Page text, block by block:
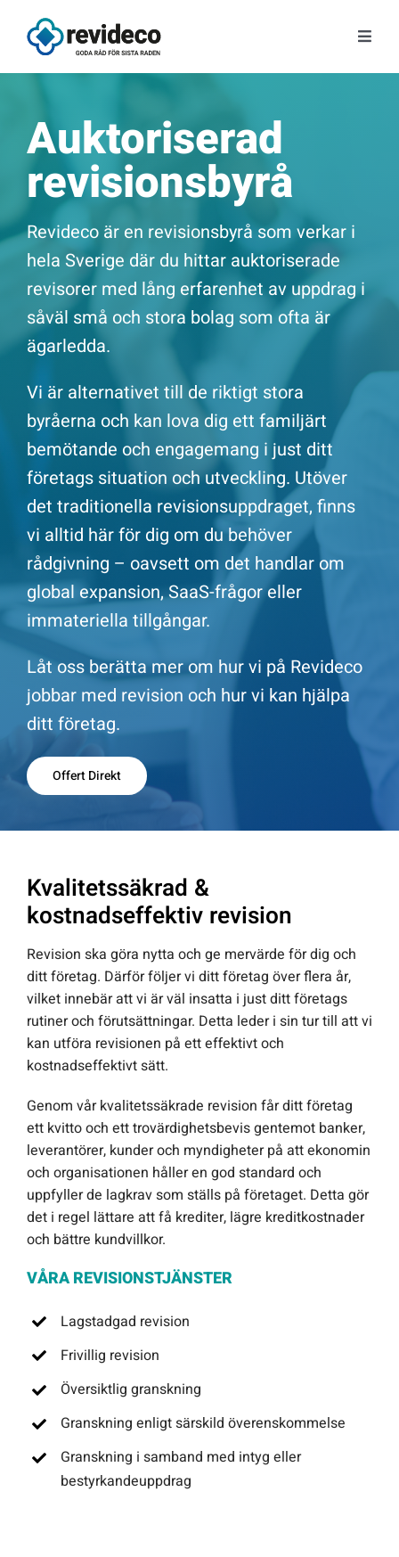
innehållet
Om oss
Tips & Nyheter
Gratis kunskap
Kontakt
Offert Direkt
Logga in
Auktoriserad
revisionsbyrå
Revideco är en revisionsbyrå som verkar i
hela Sverige där du hittar auktoriserade
revisorer med lång erfarenhet av uppdrag i
såväl små och stora bolag som ofta är
ägarledda.
Vi är alternativet till de riktigt stora
byråerna och kan lova dig ett familjärt
bemötande och engagemang i just ditt
företags situation och utveckling. Utöver
det traditionella revisionsuppdraget, finns
vi alltid här för dig om du behöver
rådgivning – oavsett om det handlar om
global expansion, SaaS-frågor eller
immateriella tillgångar.
Låt oss berätta mer om hur vi på Revideco
jobbar med revision och hur vi kan hjälpa
ditt företag.
Offert Direkt
Kvalitetssäkrad &
kostnadseffektiv revision
Revision ska göra nytta och ge mervärde för dig och
ditt företag. Därför följer vi ditt företag över flera år,
vilket innebär att vi är väl insatta i just ditt företags
rutiner och förutsättningar. Detta leder i sin tur till att vi
kan utföra revisionen på ett effektivt och
kostnadseffektivt sätt.
Genom vår kvalitetssäkrade revision får ditt företag
ett kvitto och ett trovärdighetsbevis gentemot banker,
leverantörer, kunder och myndigheter på att ekonomin
och organisationen håller en god standard och
uppfyller de lagkrav som ställs på företaget. Detta gör
det i regel lättare att få krediter, lägre kreditkostnader
och bättre kundvillkor.
VÅRA REVISIONSTJÄNSTER
Lagstadgad revision
Frivillig revision
Översiktlig granskning
Granskning enligt särskild överenskommelse
Granskning i samband med intyg eller
bestyrkandeuppdrag